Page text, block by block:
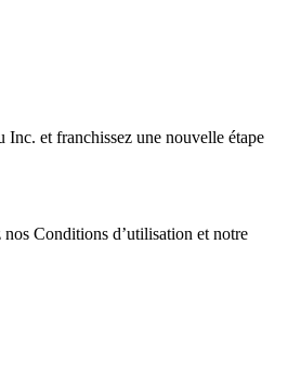
et franchissez une nouvelle étape
Conditions d’utilisation et notre